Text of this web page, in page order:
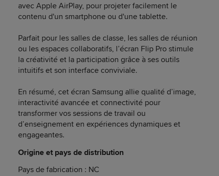
avec Apple AirPlay, pour projeter facilement le
contenu d'un smartphone ou d'une tablette.
Parfait pour les salles de classe, les salles de réunion
ou les espaces collaboratifs, l’écran Flip Pro stimule
la créativité et la participation grâce à ses outils
intuitifs et son interface conviviale.
En résumé, cet écran Samsung allie qualité d’image,
interactivité avancée et connectivité pour
transformer vos sessions de travail ou
d’enseignement en expériences dynamiques et
engageantes.
Origine et pays de distribution
Pays de fabrication : NC